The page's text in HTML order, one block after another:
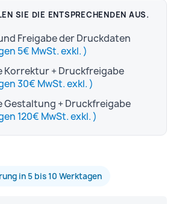
SIE DIE ENTSPRECHENDEN AUS.
Freigabe der Druckdaten
(Hinzufügen 5€ MwSt. exkl. )
Korrektur + Druckfreigabe
(Hinzufügen 30€ MwSt. exkl. )
Gestaltung + Druckfreigabe
(Hinzufügen 120€ MwSt. exkl. )
in 5 bis 10 Werktagen